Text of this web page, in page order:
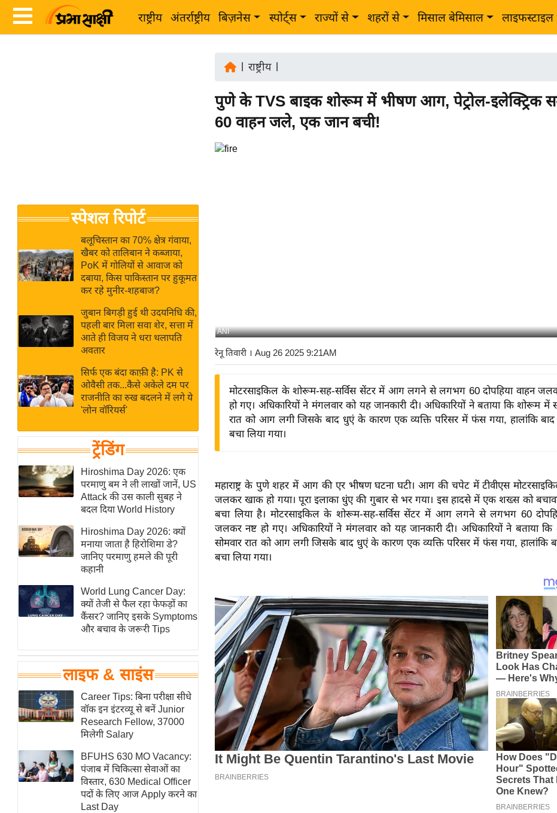
राष्ट्रीय अंतर्राष्ट्रीय बिज़नेस स्पोर्ट्स राज्यों से शहरों से मिसाल बेमिसाल लाइफस्टाइल
Breaking
News in
Hindi
Hindi
Videos
जगत
राय
बजट
IPL
2026
ई-पेपर
मिसाल बेमिसाल
शख्सियत
यंग इंडिया
साहित्य जगत
ऑटो वर्ल्ड
न्यूज ब्रीफ
मनोरंजन जगत
बॉलीवुड
हॉलीवुड
फिल्म समीक्षा
News
लाइफस्टाइल
टेक्नॉलॉजी
ब्यूटी/फैशन
घरेलू नुस्खे
पर्यटन स्थल
फिटनेस मंत्रा
रिलेशनशिप
विश्लेषण
समसामयिक
मातृभूमि
स्पेशल रिपोर्ट
बलूचिस्तान का 70% क्षेत्र गंवाया,
खैबर को तालिबान ने कब्जाया,
PoK में गोलियों से आवाज को
दबाया, किस पाकिस्तान पर हुकूमत
कर रहे मुनीर-शहबाज?
जुबान बिगड़ी हुई थी उदयनिधि की,
पहली बार मिला सवा शेर, सत्ता में
आते ही विजय ने धरा थलापति
अवतार
सिर्फ एक बंदा काफ़ी है: PK से
ओवैसी तक...कैसे अकेले दम पर
राजनीति का रुख बदलने में लगे ये
'लोन वॉरियर्स'
ट्रेंडिंग
Hiroshima Day 2026: एक
परमाणु बम ने ली लाखों जानें, US
Attack की उस काली सुबह ने
बदल दिया World History
Hiroshima Day 2026: क्यों
मनाया जाता है हिरोशिमा डे?
जानिए परमाणु हमले की पूरी
कहानी
World Lung Cancer Day:
क्यों तेजी से फैल रहा फेफड़ों का
कैंसर? जानिए इसके Symptoms
और बचाव के जरूरी Tips
लाइफ & साइंस
Career Tips: बिना परीक्षा सीधे
वॉक इन इंटरव्यू से बनें Junior
Research Fellow, 37000
मिलेगी Salary
BFUHS 630 MO Vacancy:
पंजाब में चिकित्सा सेवाओं का
विस्तार, 630 Medical Officer
पदों के लिए आज Apply करने का
Last Day
राष्ट्रीय|
पुणे के TVS बाइक शोरूम में भीषण आग, पेट्रोल-इलेक्ट्रिक
60 वाहन जले, एक जान बची!
ANI
रेनू तिवारी । Aug 26 2025 9:21AM
मोटरसाइकिल के शोरूम-सह-सर्विस सेंटर में आग लगने से लगभग 60 दोपहिया वाहन
हो गए। अधिकारियों ने मंगलवार को यह जानकारी दी। अधिकारियों ने बताया कि शोरूम में
रात को आग लगी जिसके बाद धुएं के कारण एक व्यक्ति परिसर में फंस गया, हालांकि
बचा लिया गया।
महाराष्ट्र के पुणे शहर में आग की एर भीषण घटना घटी। आग की चपेट में टीवीएस
जलकर खाक हो गया। पूरा इलाका धुंए की गुबार से भर गया। इस हादसे में एक शख्स को
बचा लिया है। मोटरसाइकिल के शोरूम-सह-सर्विस सेंटर में आग लगने से लगभग 60
जलकर नष्ट हो गए। अधिकारियों ने मंगलवार को यह जानकारी दी। अधिकारियों ने बताया
सोमवार रात को आग लगी जिसके बाद धुएं के कारण एक व्यक्ति परिसर में फंस गया, हालांकि
बचा लिया गया।